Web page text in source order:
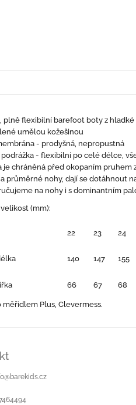
plně flexibilní barefoot boty z hladké
umělou kožešinou
- prodyšná, nepropustná
podrážka - flexibilní po celé délce,
je chráněná před okopaním pruhem
průměrné nohy, dají se dotáhnout
na nohy i s dominantním
(mm):
22 23 24
140 147 155
66 67 68
měřidlem Plus, Clevermess.
@barekids.cz